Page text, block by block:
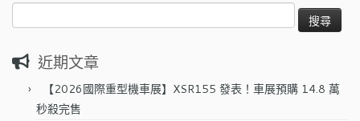
尋
鍵
近期文章
【2026國際重型機車展】XSR155 發表！車展預購 14.8 萬
秒殺完售